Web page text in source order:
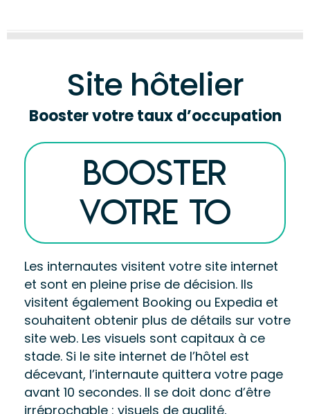
Site hôtelier
Booster votre taux d’occupation
Booster
votre TO
Les internautes visitent votre site internet
et sont en pleine prise de décision. Ils
visitent également Booking ou Expedia et
souhaitent obtenir plus de détails sur votre
site web. Les visuels sont capitaux à ce
stade. Si le site internet de l’hôtel est
décevant, l’internaute quittera votre page
avant 10 secondes. Il se doit donc d’être
irréprochable : visuels de qualité,